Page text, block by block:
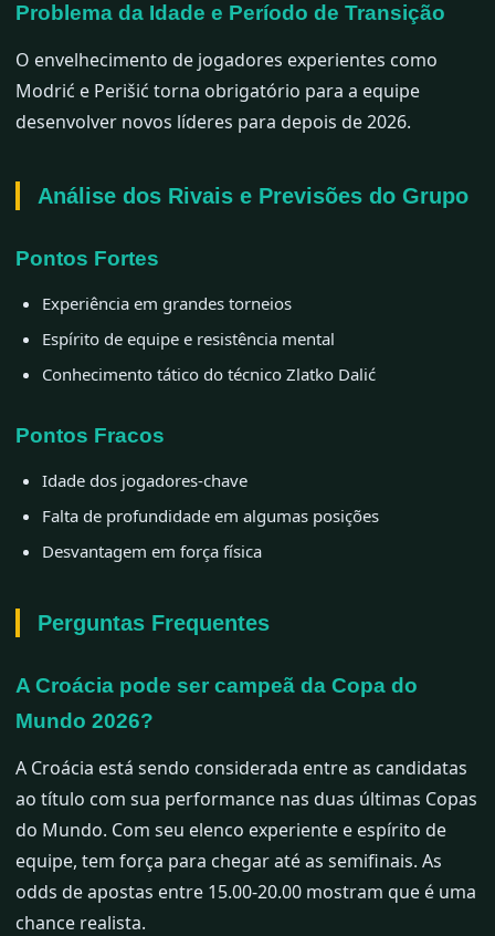
Problema da Idade e Período de Transição
O envelhecimento de jogadores experientes como
Modrić e Perišić torna obrigatório para a equipe
desenvolver novos líderes para depois de 2026.
Análise dos Rivais e Previsões do Grupo
Pontos Fortes
Experiência em grandes torneios
Espírito de equipe e resistência mental
Conhecimento tático do técnico Zlatko Dalić
Pontos Fracos
Idade dos jogadores-chave
Falta de profundidade em algumas posições
Desvantagem em força física
Perguntas Frequentes
A Croácia pode ser campeã da Copa do
Mundo 2026?
A Croácia está sendo considerada entre as candidatas
ao título com sua performance nas duas últimas Copas
do Mundo. Com seu elenco experiente e espírito de
equipe, tem força para chegar até as semifinais. As
odds de apostas entre 15.00-20.00 mostram que é uma
chance realista.